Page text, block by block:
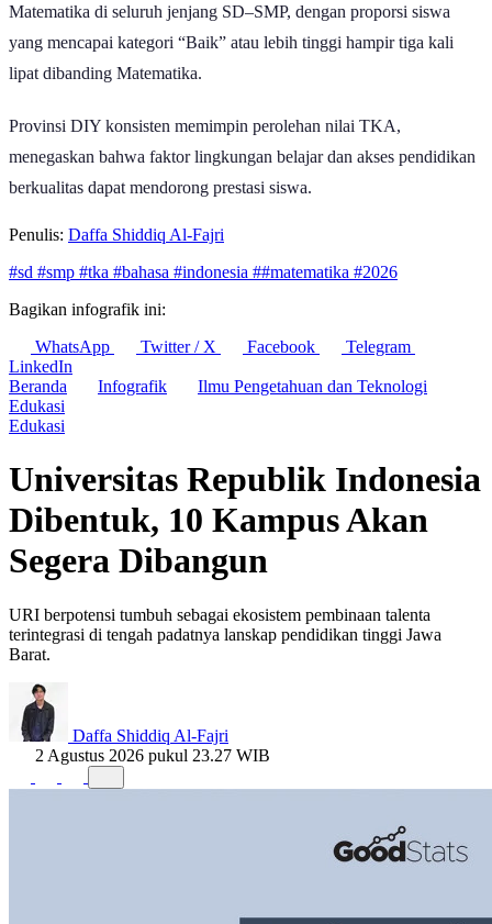
Matematika di seluruh jenjang SD–SMP, dengan proporsi siswa
yang mencapai kategori “Baik” atau lebih tinggi hampir tiga kali
lipat dibanding Matematika.
Provinsi DIY konsisten memimpin perolehan nilai TKA,
menegaskan bahwa faktor lingkungan belajar dan akses pendidikan
berkualitas dapat mendorong prestasi siswa.
Penulis: Daffa Shiddiq Al-Fajri
#sd #smp #tka #bahasa #indonesia ##matematika #2026
Bagikan infografik ini:
WhatsApp
Twitter / X Facebook
Telegram
LinkedIn
Beranda
Infografik
Ilmu Pengetahuan dan Teknologi
Edukasi
Edukasi
Universitas Republik Indonesia
Dibentuk, 10 Kampus Akan
Segera Dibangun
URI berpotensi tumbuh sebagai ekosistem pembinaan talenta
terintegrasi di tengah padatnya lanskap pendidikan tinggi Jawa
Barat.
Daffa Shiddiq Al-Fajri
2 Agustus 2026 pukul 23.27 WIB